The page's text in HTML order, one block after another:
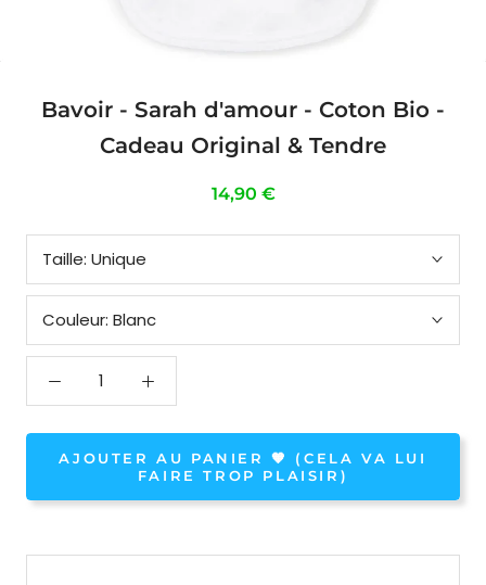
Bavoir - Sarah d'amour - Coton Bio -
Cadeau Original & Tendre
14,90 €
Taille: Unique
Couleur: Blanc
AJOUTER AU PANIER 🧡 (CELA VA LUI
FAIRE TROP PLAISIR)